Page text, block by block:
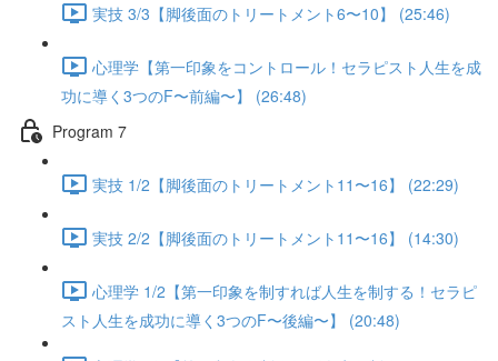
実技 3/3【脚後面のトリートメント6〜10】 (25:46)
心理学【第一印象をコントロール！セラピスト人生を成
功に導く3つのF〜前編〜】 (26:48)
Program 7
実技 1/2【脚後面のトリートメント11〜16】 (22:29)
実技 2/2【脚後面のトリートメント11〜16】 (14:30)
心理学 1/2【第一印象を制すれば人生を制する！セラピ
スト人生を成功に導く3つのF〜後編〜】 (20:48)